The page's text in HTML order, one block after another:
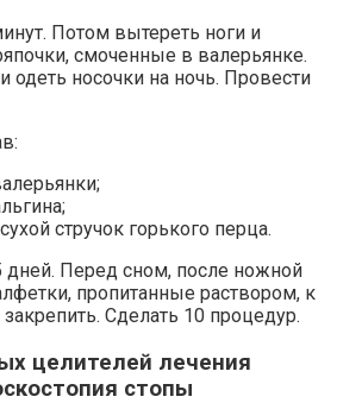
Потом вытереть ноги и
смоченные в валерьянке.
одеть носочки на ночь. Провести
стручок горького перца.
дней. Перед сном, после ножной
пропитанные раствором, к
Сделать 10 процедур.
целителей лечения
стопы